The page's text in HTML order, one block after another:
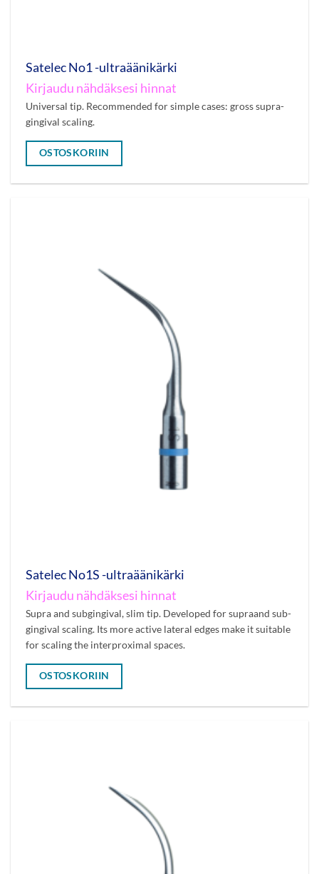
Satelec No1 -ultraäänikärki
Kirjaudu nähdäksesi hinnat
Universal tip. Recommended for simple cases: gross supra-
gingival scaling.
OSTOSKORIIN
Satelec No1S -ultraäänikärki
Kirjaudu nähdäksesi hinnat
Supra and subgingival, slim tip. Developed for supraand sub-
gingival scaling. Its more active lateral edges make it suitable
for scaling the interproximal spaces.
OSTOSKORIIN